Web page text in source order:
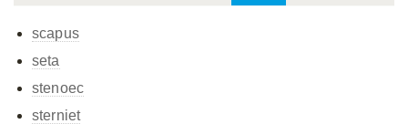
scapus
seta
stenoec
sterniet